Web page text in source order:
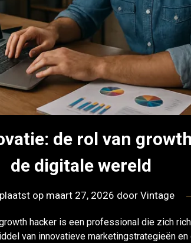
de rol van
de digitale wereld
op maart 27, 2026 doorVintage
hacker is een professional die zich
van innovatieve marketingstrategieën